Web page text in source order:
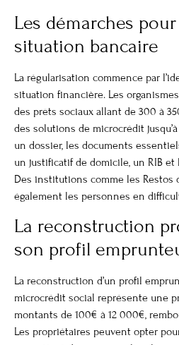
Les démarches
situation bancaire
La régularisation commence par
situation financière. Les
des prêts sociaux allant de 300 à
des solutions de microcrédit
un dossier, les documents
un justificatif de domicile, un RIB
Des institutions comme les Restos
également les personnes en
La reconstruction
son profil
La reconstruction d’un profil
microcrédit social représente une
montants de 100€ à 12 000€,
Les propriétaires peuvent opter